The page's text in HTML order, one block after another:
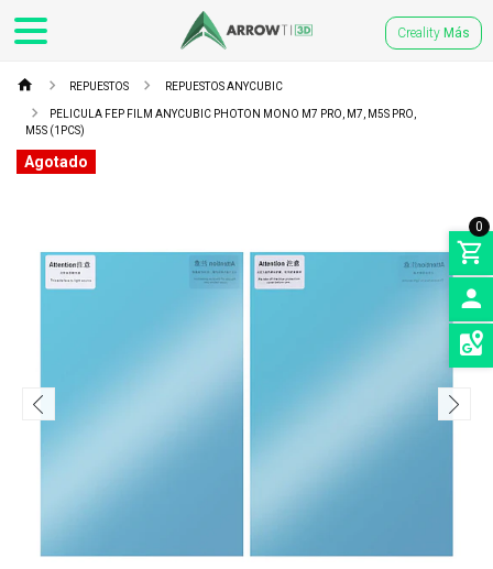
Creality Más
0
SEDES
REPUESTOS REPUESTOS ANYCUBIC
PELICULA FEP FILM ANYCUBIC PHOTON MONO M7 PRO, M7, M5S PRO,
M5S (1PCS)
Agotado